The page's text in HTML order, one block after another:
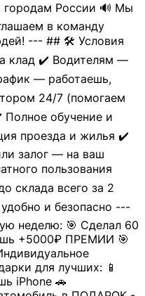
России 🔊 Мы
в команду
--- ## 🛠 Условия
клад ✔️ Водителям —
— работаешь,
24/7 (помогаем
обучение и
проезда и жилья ✔️
залог — на ваш
пользования
склада всего за 2
и безопасно ---
неделю: 🎯 Сделал 60
+5000₽ ПРЕМИИ 🎯
для лучших: 📱
iPhone 🚗